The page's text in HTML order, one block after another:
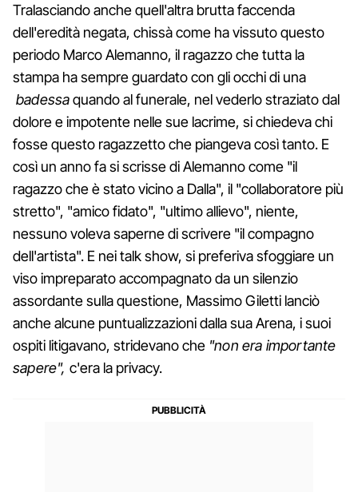
Tralasciando anche quell'altra brutta faccenda
dell'eredità negata, chissà come ha vissuto questo
periodo Marco Alemanno, il ragazzo che tutta la
stampa ha sempre guardato con gli occhi di una
badessaquando al funerale, nel vederlo straziato dal
dolore e impotente nelle sue lacrime, si chiedeva chi
fosse questo ragazzetto che piangeva così tanto. E
così un anno fa si scrisse di Alemanno come "il
ragazzo che è stato vicino a Dalla", il "collaboratore più
stretto", "amico fidato", "ultimo allievo", niente,
nessuno voleva saperne di scrivere "il compagno
dell'artista". E nei talk show, si preferiva sfoggiare un
viso impreparato accompagnato da un silenzio
assordante sulla questione, Massimo Giletti lanciò
anche alcune puntualizzazioni dalla sua Arena, i suoi
ospiti litigavano, stridevano che "non era importante
sapere", c'era la privacy.